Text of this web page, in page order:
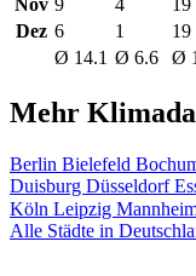
Dez 6 1 19
Ø 14.1 Ø 6.6 Ø
Mehr
Berlin Bielefeld
Duisburg Düsseldorf
Köln Leipzig
Alle Städte in